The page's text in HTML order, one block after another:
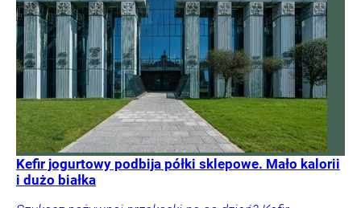
Kefir jogurtowy podbija półki sklepowe. Mało kalorii
i dużo białka